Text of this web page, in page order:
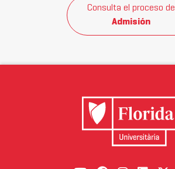
Consulta el proceso de
Admisión